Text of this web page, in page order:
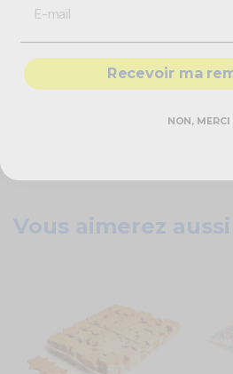
Laissez-vous emporter par l'éclat
Optez pour les confettis en papier étoile
ambiance sophistiquée qui marque l'esprit
Vous aimerez aussi
Recevoir ma
NON, MERCI